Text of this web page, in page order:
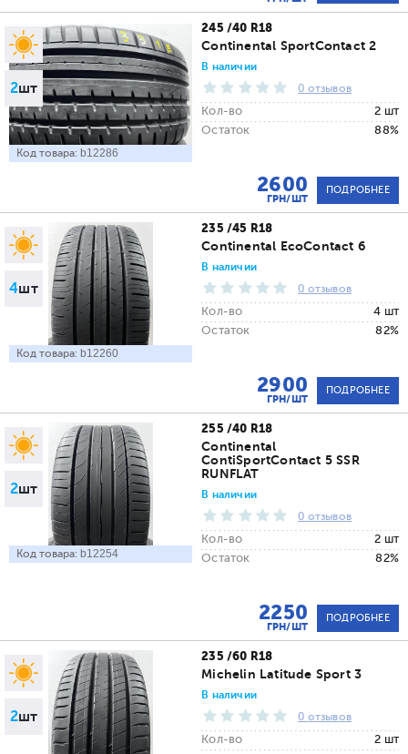
2шт
Код товара: b12286
245 /40 R18
Continental SportContact 2
В наличии
0 отзывов
Кол-во
2 шт
Остаток
88%
2600
ГРН/ШТ
ПОДРОБНЕЕ
4шт
Код товара: b12260
235 /45 R18
Continental EcoContact 6
В наличии
0 отзывов
Кол-во
4 шт
Остаток
82%
2900
ГРН/ШТ
ПОДРОБНЕЕ
2шт
Код товара: b12254
255 /40 R18
Continental
ContiSportContact 5 SSR
RUNFLAT
В наличии
0 отзывов
Кол-во
2 шт
Остаток
82%
2250
ГРН/ШТ
ПОДРОБНЕЕ
2шт
235 /60 R18
Michelin Latitude Sport 3
В наличии
0 отзывов
Кол-во
2 шт